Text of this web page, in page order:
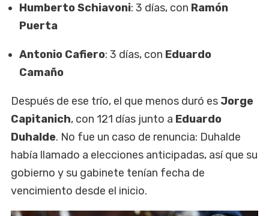
Humberto Schiavoni: 3 días, con Ramón
Puerta
Antonio Cafiero: 3 días, con Eduardo
Camaño
Después de ese trío, el que menos duró es Jorge
Capitanich, con 121 días junto a Eduardo
Duhalde. No fue un caso de renuncia: Duhalde
había llamado a elecciones anticipadas, así que su
gobierno y su gabinete tenían fecha de
vencimiento desde el inicio.